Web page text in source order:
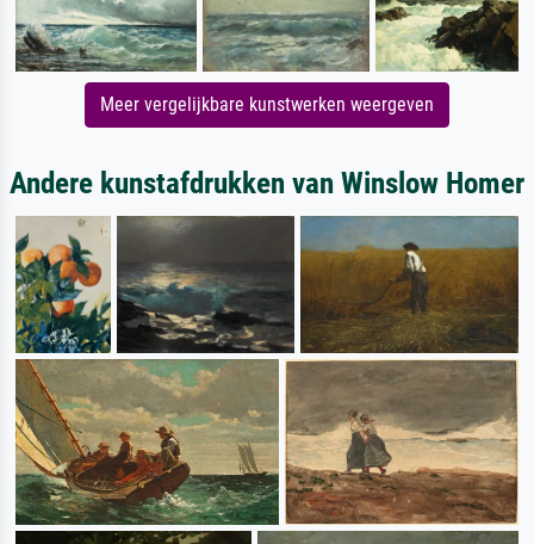
Meer vergelijkbare kunstwerken weergeven
Andere kunstafdrukken van Winslow Homer